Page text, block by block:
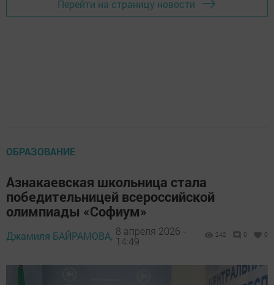
Перейти на страницу новости
ОБРАЗОВАНИЕ
Азнакаевская школьница стала
победительницей всероссийской
олимпиады «Софиум»
Джамиля БАЙРАМОВА, 8 апреля 2026 -
14:49
242 0 0